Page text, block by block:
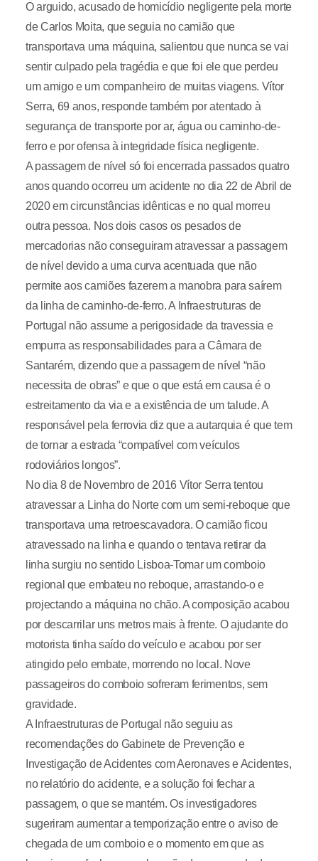
O arguido, acusado de homicídio negligente pela morte
de Carlos Moita, que seguia no camião que
transportava uma máquina, salientou que nunca se vai
sentir culpado pela tragédia e que foi ele que perdeu
um amigo e um companheiro de muitas viagens. Vítor
Serra, 69 anos, responde também por atentado à
segurança de transporte por ar, água ou caminho-de-
ferro e por ofensa à integridade física negligente.
A passagem de nível só foi encerrada passados quatro
anos quando ocorreu um acidente no dia 22 de Abril de
2020 em circunstâncias idênticas e no qual morreu
outra pessoa. Nos dois casos os pesados de
mercadorias não conseguiram atravessar a passagem
de nível devido a uma curva acentuada que não
permite aos camiões fazerem a manobra para saírem
da linha de caminho-de-ferro. A Infraestruturas de
Portugal não assume a perigosidade da travessia e
empurra as responsabilidades para a Câmara de
Santarém, dizendo que a passagem de nível “não
necessita de obras” e que o que está em causa é o
estreitamento da via e a existência de um talude. A
responsável pela ferrovia diz que a autarquia é que tem
de tornar a estrada “compatível com veículos
rodoviários longos”.
No dia 8 de Novembro de 2016 Vítor Serra tentou
atravessar a Linha do Norte com um semi-reboque que
transportava uma retroescavadora. O camião ficou
atravessado na linha e quando o tentava retirar da
linha surgiu no sentido Lisboa-Tomar um comboio
regional que embateu no reboque, arrastando-o e
projectando a máquina no chão. A composição acabou
por descarrilar uns metros mais à frente. O ajudante do
motorista tinha saído do veículo e acabou por ser
atingido pelo embate, morrendo no local. Nove
passageiros do comboio sofreram ferimentos, sem
gravidade.
A Infraestruturas de Portugal não seguiu as
recomendações do Gabinete de Prevenção e
Investigação de Acidentes com Aeronaves e Acidentes,
no relatório do acidente, e a solução foi fechar a
passagem, o que se mantém. Os investigadores
sugeriram aumentar a temporização entre o aviso de
chegada de um comboio e o momento em que as